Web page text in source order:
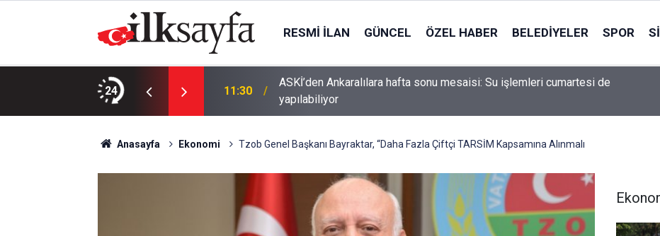
RESMI İLAN GÜNCEL ÖZEL HABER BELEDIYELER SPOR
24 11:30
ASKİ’den Ankaralılara hafta sonu mesaisi: Su işlemleri cumartesi de
yapılabiliyor
Anasayfa Ekonomi Tzob Genel Başkanı Bayraktar, “Daha Fazla Çiftçi TARSİM Kapsamına Alınmalı